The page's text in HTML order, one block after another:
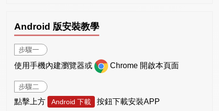
Android 版安裝教學
步驟一
使用手機內建瀏覽器或 Chrome 開啟本頁面
步驟二
點擊上方 Android 下載 按鈕下載安裝APP